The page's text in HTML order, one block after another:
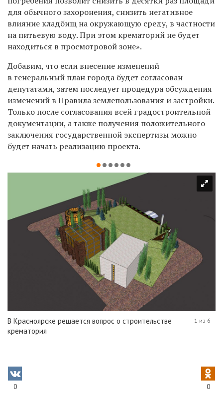
для обычного захоронения, снизить негативное
влияние кладбищ на окружающую среду, в частности
на питьевую воду. При этом крематорий не будет
находиться в просмотровой зоне».
Добавим, что если внесение изменений
в генеральный план города будет согласован
депутатами, затем последует процедура обсуждения
изменений в Правила землепользования и застройки.
Только после согласования всей градостроительной
документации, а также получения положительного
заключения государственной экспертизы можно
будет начать реализацию проекта.
В Красноярске решается вопрос о строительстве
крематория
1 из 6
0 0